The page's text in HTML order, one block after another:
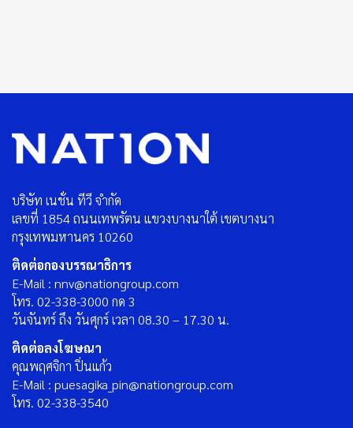
บริษัท เนชั่น ทีวี จำกัด
เลขที่ 1854 ถนนเทพรัตน แขวงบางนาใต้ เขตบางนา
กรุงเทพมหานคร 10260
ติดต่อกองบรรณาธิการ
E-Mail : nnv@nationgroup.com
โทร. 02-338-3000 กด 3
วันจันทร์ ถึง วันศุกร์ เวลา 08.30 – 17.30 น.
ติดต่อลงโฆษณา
คุณพฤศจิกา ปิ่นแก้ว
E-Mail : puesagika_pin@nationgroup.com
โทร. 02-338-3540